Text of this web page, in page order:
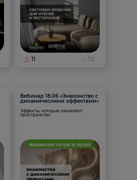
11 52
Вебинар 18.06 «Знакомство с
динамическими эффектами»
Эффекты, которые оживляют
пространство